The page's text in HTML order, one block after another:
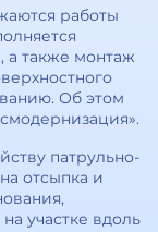
работы
а также монтаж
Об этом
патрульно-
отсыпка и
участке вдоль